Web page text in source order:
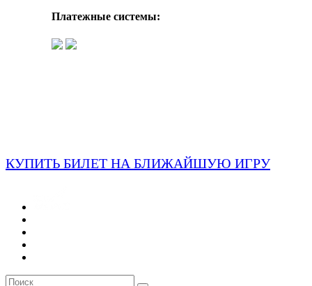
Платежные системы:
КУПИТЬ БИЛЕТ НА БЛИЖАЙШУЮ ИГРУ